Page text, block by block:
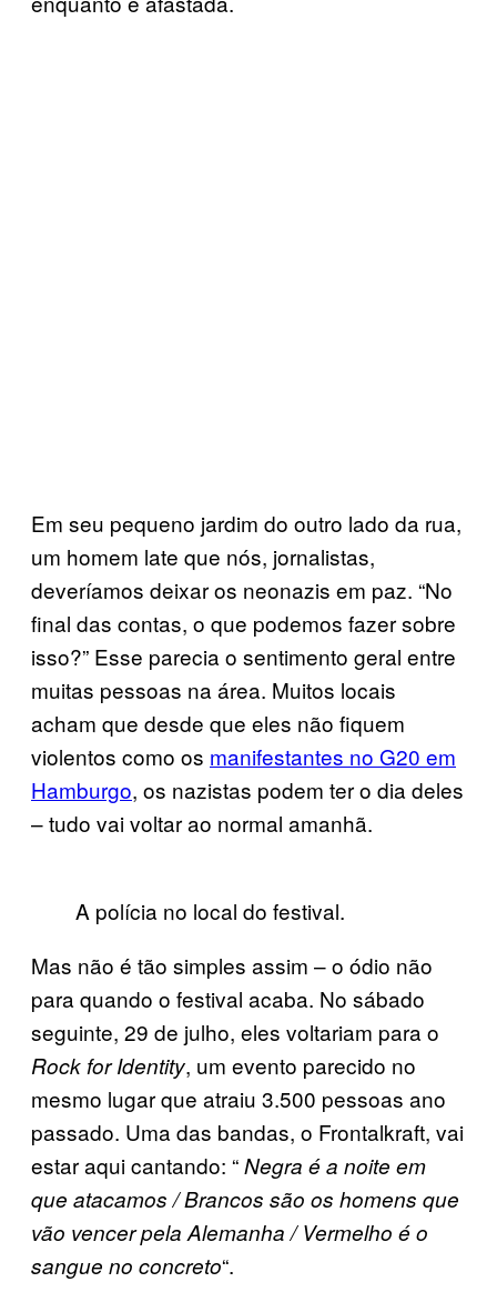
Em seu pequeno jardim do outro lado da rua,
um homem late que nós, jornalistas,
deveríamos deixar os neonazis em paz. “No
final das contas, o que podemos fazer sobre
isso?” Esse parecia o sentimento geral entre
muitas pessoas na área. Muitos locais
acham que desde que eles não fiquem
violentos como os manifestantes no G20 em
Hamburgo, os nazistas podem ter o dia deles
– tudo vai voltar ao normal amanhã.
A polícia no local do festival.
Mas não é tão simples assim – o ódio não
para quando o festival acaba. No sábado
seguinte, 29 de julho, eles voltariam para o
Rock for Identity, um evento parecido no
mesmo lugar que atraiu 3.500 pessoas ano
passado. Uma das bandas, o Frontalkraft, vai
estar aqui cantando: “Negra é a noite em
que atacamos / Brancos são os homens que
vão vencer pela Alemanha / Vermelho é o
sangue no concreto“.